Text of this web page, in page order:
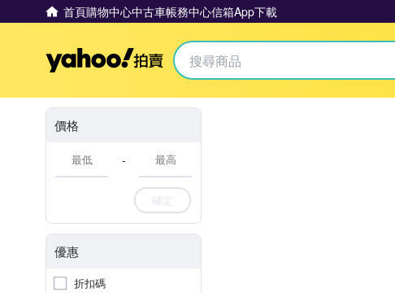
首頁購物中心中古車帳務中心信箱App下載
Yahoo拍賣
價格
-
確定
優惠
折扣碼